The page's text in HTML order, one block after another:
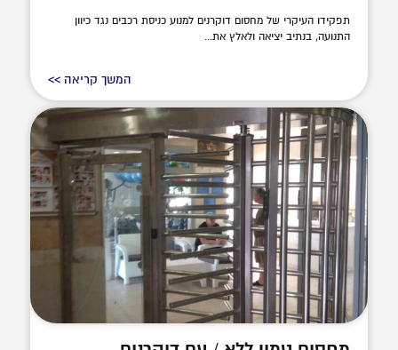
תפקידו העיקרי של מחסום דוקרנים למנוע כניסת רכבים נגד כיוון
התנועה, בנתיב יציאה ולאלץ את...
המשך קריאה >>